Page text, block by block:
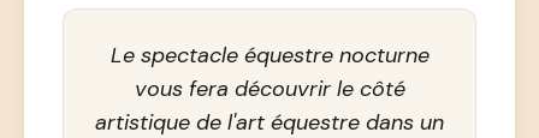
Le spectacle équestre nocturne
vous fera découvrir le côté
artistique de l'art équestre dans un